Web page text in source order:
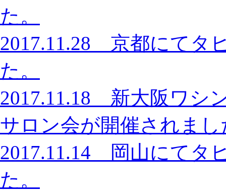
た。
2017.11.28 京都にてタ
た。
2017.11.18 新大阪ワシ
サロン会が開催されまし
2017.11.14 岡山にてタ
た。